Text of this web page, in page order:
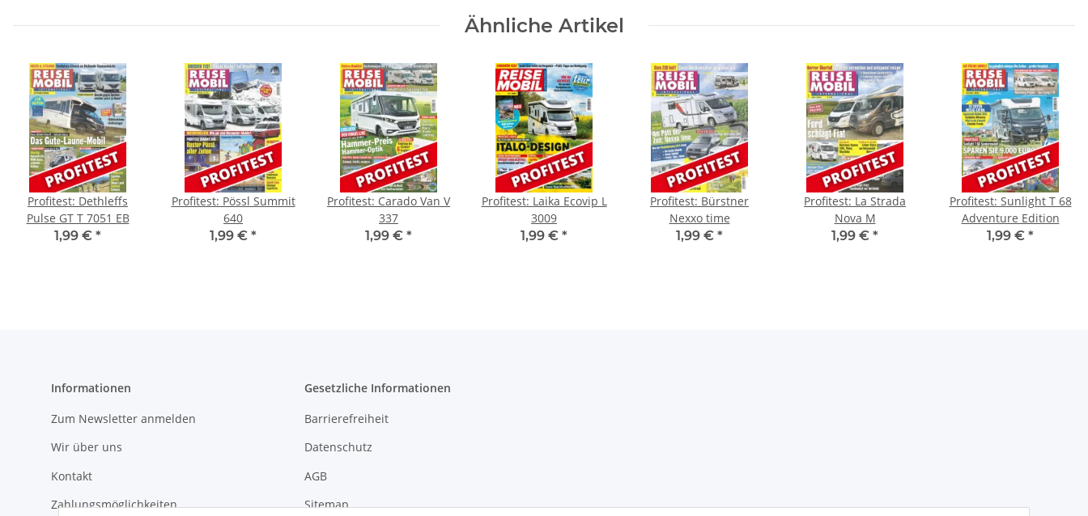
Ähnliche Artikel
Profitest: Dethleffs
Pulse GT T 7051 EB
1,99 € *
Profitest: Pössl Summit
640
1,99 € *
Profitest: Carado Van V
337
1,99 € *
Profitest: Laika Ecovip L
3009
1,99 € *
Profitest: Bürstner
Nexxo time
1,99 € *
Profitest: La Strada
Nova M
1,99 € *
Profitest: Sunlight T 68
Adventure Edition
1,99 € *
Informationen
Zum Newsletter anmelden
Wir über uns
Kontakt
Zahlungsmöglichkeiten
Gesetzliche Informationen
Barrierefreiheit
Datenschutz
AGB
Sitemap